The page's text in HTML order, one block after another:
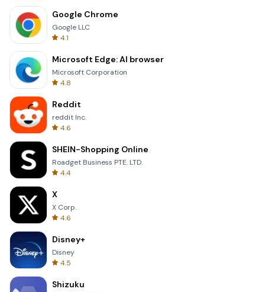
Google Chrome
Google LLC
4.1
Microsoft Edge: AI browser
Microsoft Corporation
4.8
Reddit
reddit Inc.
4.6
SHEIN-Shopping Online
Roadget Business PTE. LTD.
4.4
X
X Corp.
4.6
Disney+
Disney
4.5
Shizuku